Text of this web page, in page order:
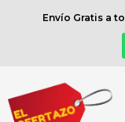
Envío Gratis a